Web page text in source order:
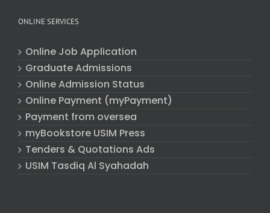
ONLINE SERVICES
Online Job Application
Graduate Admissions
Online Admission Status
Online Payment (myPayment)
Payment from oversea
myBookstore USIM Press
Tenders & Quotations Ads
USIM Tasdiq Al Syahadah